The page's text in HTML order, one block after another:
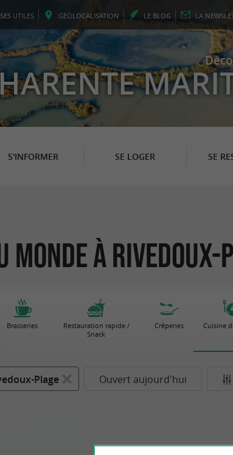
UTILES GEOLOCALISATION LE BLOG LA
S'INFORMER SE LOGER SE
Monde à Rivedoux-
Brasseries
Restauration rapide /
Snack
Crêperies Cuisine
Plage Ouvert aujourd'hui